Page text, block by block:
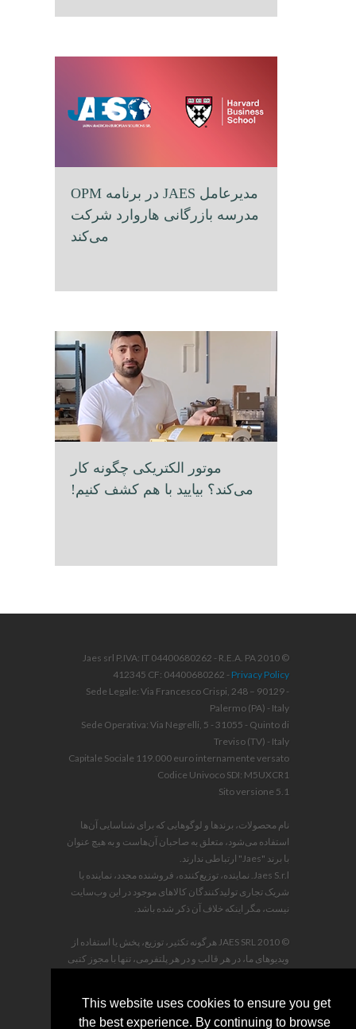
This website uses cookies to ensure you get
the best experience. By continuing to browse
مدیرعامل JAES در برنامه OPM
مدرسه بازرگانی هاروارد شرکت
می‌کند
موتور الکتریکی چگونه کار
می‌کند؟ بیایید با هم کشف کنیم!
© 2010 Jaes srl P.IVA: IT 04400680262 - R.E.A. PA
412345 CF: 04400680262 - Privacy Policy
Sede Legale: Via Francesco Crispi, 248 – 90129 -
Palermo (PA) - Italy
Sede Operativa: Via Negrelli, 5 - 31055 - Quinto di
Treviso (TV) - Italy
Capitale Sociale 119.000 euro internamente versato
Codice Univoco SDI: M5UXCR1
Sito versione 5.1
نام محصولات، برندها و لوگوهایی که برای شناسایی آن‌ها
استفاده می‌شود، متعلق به صاحبان آن‌هاست و به هیچ عنوان
با برند "Jaes" ارتباطی ندارند.
Jaes S.r.l. نماینده، توزیع‌کننده، فروشنده مجدد، نماینده یا
شریک تجاری تولیدکنندگان کالاهای موجود در این وب‌سایت
نیست، مگر اینکه خلاف آن ذکر شده باشد.
© 2010 JAES SRL هرگونه تکثیر، توزیع، پخش یا استفاده از
ویدیوهای ما، در هر قالب و در هر پلتفرمی، تنها با مجوز کتبی